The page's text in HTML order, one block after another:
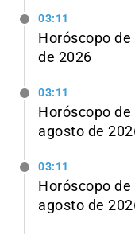
03:11
Horóscopo
de 2026
03:11
Horóscopo
agosto de
03:11
Horóscopo
agosto de